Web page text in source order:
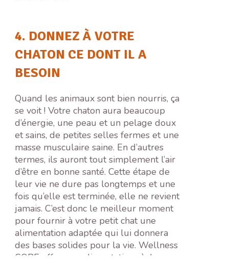
4. DONNEZ À VOTRE
CHATON CE DONT IL A
BESOIN
Quand les animaux sont bien nourris, ça
se voit ! Votre chaton aura beaucoup
d’énergie, une peau et un pelage doux
et sains, de petites selles fermes et une
masse musculaire saine. En d’autres
termes, ils auront tout simplement l’air
d’être en bonne santé. Cette étape de
leur vie ne dure pas longtemps et une
fois qu’elle est terminée, elle ne revient
jamais. C’est donc le meilleur moment
pour fournir à votre petit chat une
alimentation adaptée qui lui donnera
des bases solides pour la vie. Wellness
CORE offre une alimentation sèche pour